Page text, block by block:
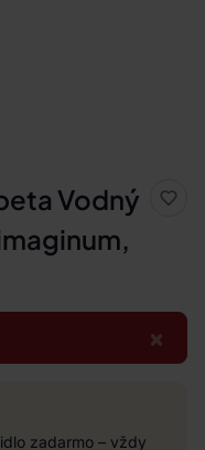
Vodný
×
zadarmo – vždy